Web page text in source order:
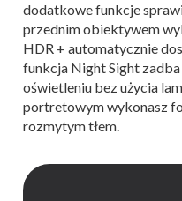
dodatkowe funkcje
przednim obiektywem
HDR + automatycznie
funkcja Night Sight zadba
oświetleniu bez użycia
portretowym wykonasz
rozmytym tłem.